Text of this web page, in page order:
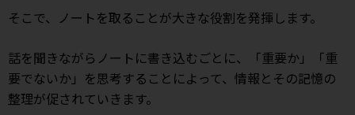
そこで、ノートを取ることが大きな役割を発揮します。
話を聞きながらノートに書き込むごとに、「重要か」「重
要でないか」を思考することによって、情報とその記憶の
整理が促されていきます。